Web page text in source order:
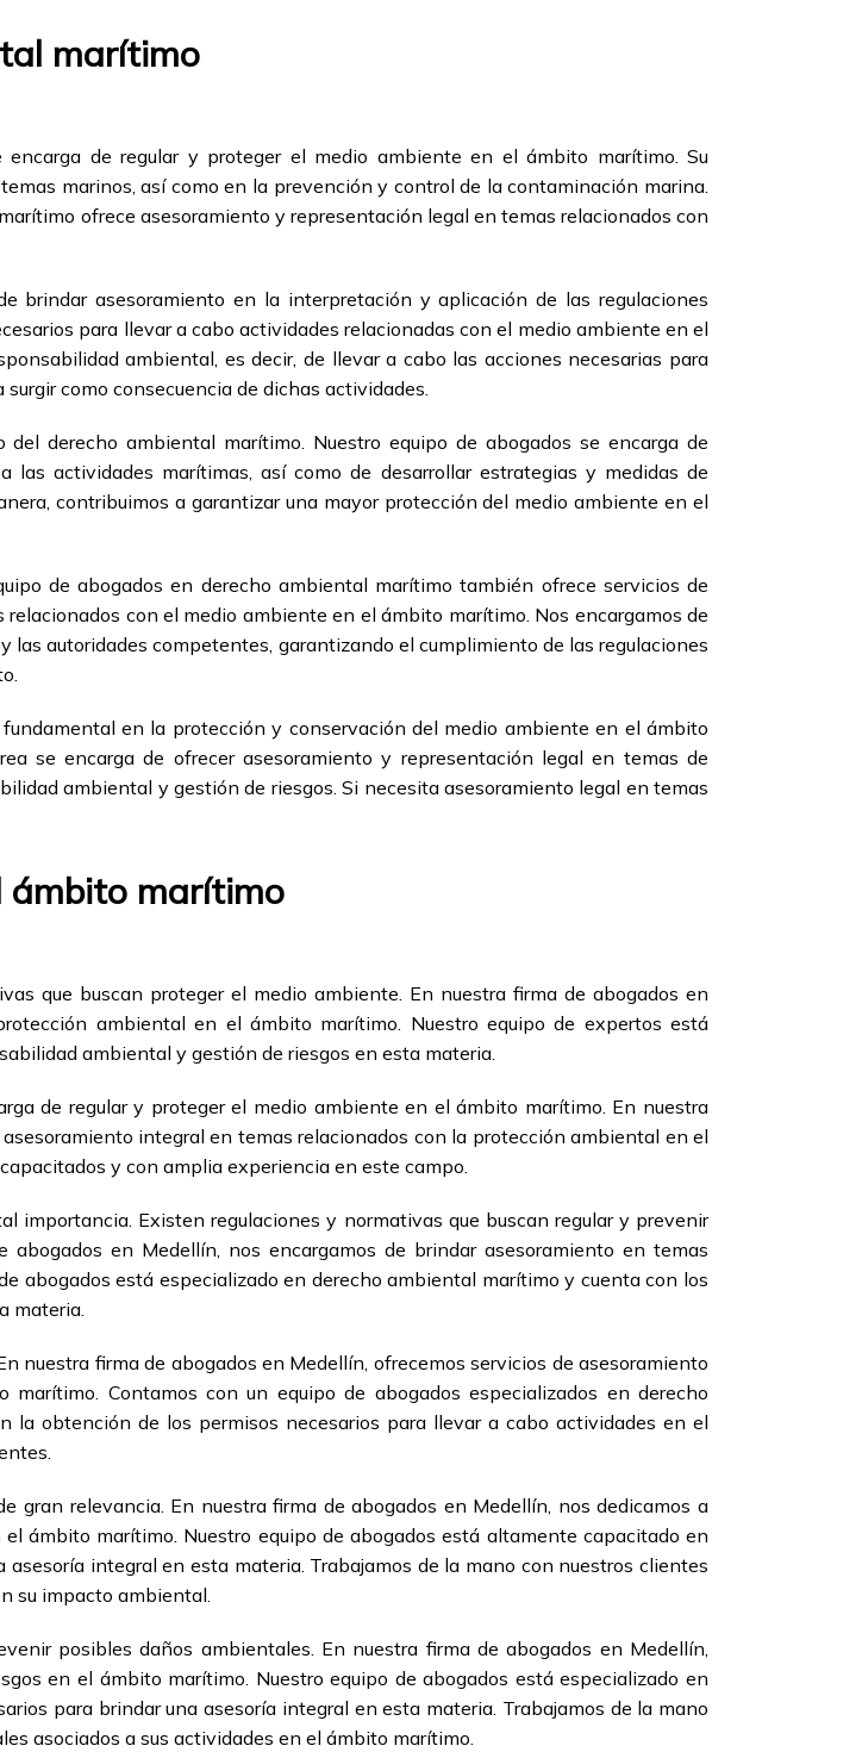
marítimo
de regular y proteger el medio ambiente en el ámbito marítimo. Su
marinos, así como en la prevención y control de la contaminación marina.
ofrece asesoramiento y representación legal en temas relacionados con
brindar asesoramiento en la interpretación y aplicación de las regulaciones
para llevar a cabo actividades relacionadas con el medio ambiente en el
ambiental, es decir, de llevar a cabo las acciones necesarias para
como consecuencia de dichas actividades.
derecho ambiental marítimo. Nuestro equipo de abogados se encarga de
actividades marítimas, así como de desarrollar estrategias y medidas de
contribuimos a garantizar una mayor protección del medio ambiente en el
de abogados en derecho ambiental marítimo también ofrece servicios de
con el medio ambiente en el ámbito marítimo. Nos encargamos de
autoridades competentes, garantizando el cumplimiento de las regulaciones
en la protección y conservación del medio ambiente en el ámbito
se encarga de ofrecer asesoramiento y representación legal en temas de
ambiental y gestión de riesgos. Si necesita asesoramiento legal en temas
ámbito marítimo
que buscan proteger el medio ambiente. En nuestra firma de abogados en
ambiental en el ámbito marítimo. Nuestro equipo de expertos está
ambiental y gestión de riesgos en esta materia.
de regular y proteger el medio ambiente en el ámbito marítimo. En nuestra
integral en temas relacionados con la protección ambiental en el
y con amplia experiencia en este campo.
Existen regulaciones y normativas que buscan regular y prevenir
en Medellín, nos encargamos de brindar asesoramiento en temas
abogados está especializado en derecho ambiental marítimo y cuenta con los
materia.
nuestra firma de abogados en Medellín, ofrecemos servicios de asesoramiento
Contamos con un equipo de abogados especializados en derecho
la obtención de los permisos necesarios para llevar a cabo actividades en el
relevancia. En nuestra firma de abogados en Medellín, nos dedicamos a
ámbito marítimo. Nuestro equipo de abogados está altamente capacitado en
integral en esta materia. Trabajamos de la mano con nuestros clientes
su impacto ambiental.
posibles daños ambientales. En nuestra firma de abogados en Medellín,
en el ámbito marítimo. Nuestro equipo de abogados está especializado en
para brindar una asesoría integral en esta materia. Trabajamos de la mano
asociados a sus actividades en el ámbito marítimo.